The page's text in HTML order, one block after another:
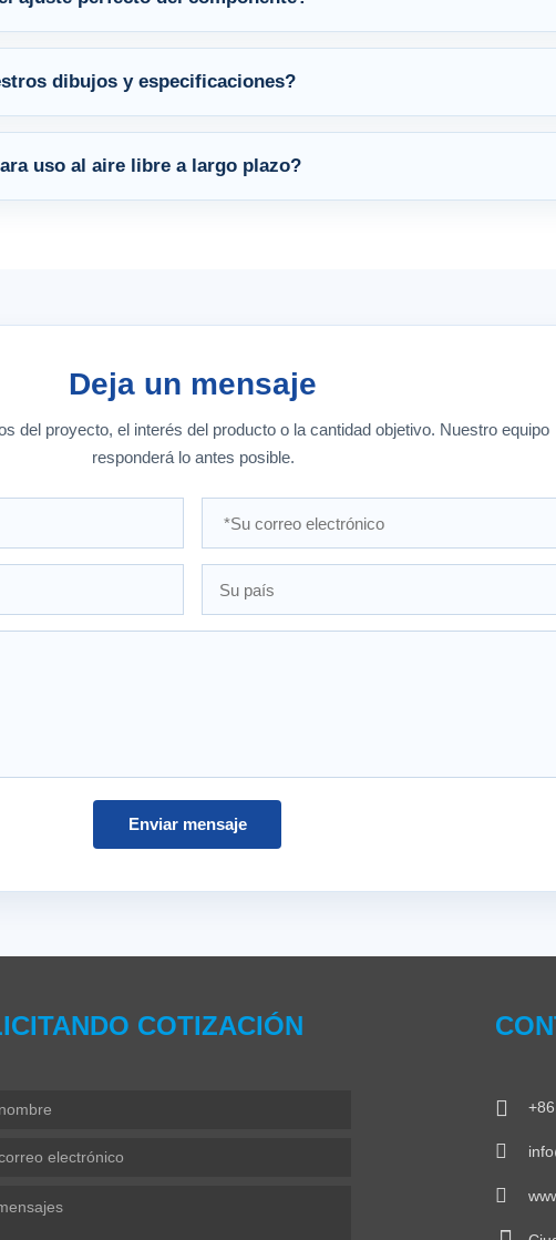
dibujos y especificaciones?
uso al aire libre a largo plazo?
Deja un mensaje
del proyecto, el interés del producto o la cantidad objetivo. Nuestro equipo
responderá lo antes posible.
Enviar mensaje
COTIZACIÓN